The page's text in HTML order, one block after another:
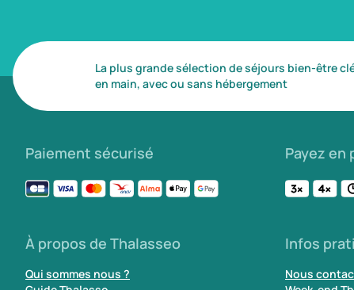
La plus grande sélection de séjours bien-être
en main, avec ou sans hébergement
Paiement sécurisé Payez en
À propos de Thalasseo
Qui sommes nous ?
Infos
Nous